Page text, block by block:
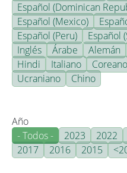
Español (Dominican
Español (Mexico)
Español (Peru)
Español
Inglés
Árabe Alemán
Hindi
Italiano Coreano
Ucraniano
Chino
Año
- Todos -
2023 2022
2017
2016 2015